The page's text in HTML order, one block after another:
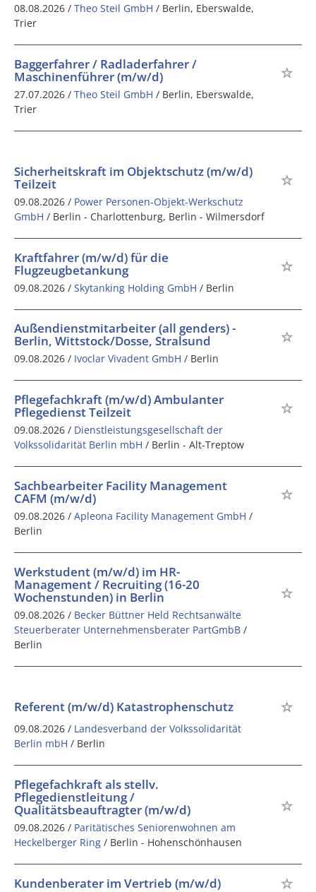
08.08.2026 / Theo Steil GmbH / Berlin, Eberswalde,
Trier
Baggerfahrer / Radladerfahrer /
Maschinenführer (m/w/d)
27.07.2026 / Theo Steil GmbH / Berlin, Eberswalde,
Trier
Sicherheitskraft im Objektschutz (m/w/d)
Teilzeit
09.08.2026 / Power Personen-Objekt-Werkschutz
GmbH / Berlin - Charlottenburg, Berlin - Wilmersdorf
Kraftfahrer (m/w/d) für die
Flugzeugbetankung
09.08.2026 / Skytanking Holding GmbH / Berlin
Außendienstmitarbeiter (all genders) -
Berlin, Wittstock/Dosse, Stralsund
09.08.2026 / Ivoclar Vivadent GmbH / Berlin
Pflegefachkraft (m/w/d) Ambulanter
Pflegedienst Teilzeit
09.08.2026 / Dienstleistungsgesellschaft der
Volkssolidarität Berlin mbH / Berlin - Alt-Treptow
Sachbearbeiter Facility Management
CAFM (m/w/d)
09.08.2026 / Apleona Facility Management GmbH /
Berlin
Werkstudent (m/w/d) im HR-
Management / Recruiting (16-20
Wochenstunden) in Berlin
09.08.2026 / Becker Büttner Held Rechtsanwälte
Steuerberater Unternehmensberater PartGmbB /
Berlin
Referent (m/w/d) Katastrophenschutz
09.08.2026 / Landesverband der Volkssolidarität
Berlin mbH / Berlin
Pflegefachkraft als stellv.
Pflegedienstleitung /
Qualitätsbeauftragter (m/w/d)
09.08.2026 / Paritätisches Seniorenwohnen am
Heckelberger Ring / Berlin - Hohenschönhausen
Kundenberater im Vertrieb (m/w/d)